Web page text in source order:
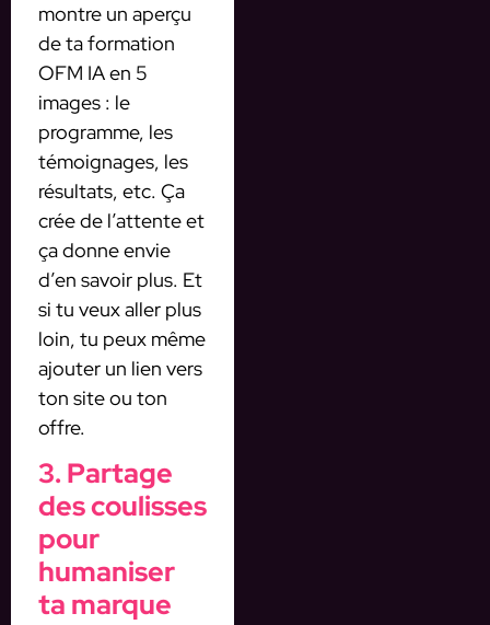
montre un aperçu
de ta formation
OFM IA en 5
images : le
programme, les
témoignages, les
résultats, etc. Ça
crée de l’attente et
ça donne envie
d’en savoir plus. Et
si tu veux aller plus
loin, tu peux même
ajouter un lien vers
ton site ou ton
offre.
3. Partage
des coulisses
pour
humaniser
ta marque